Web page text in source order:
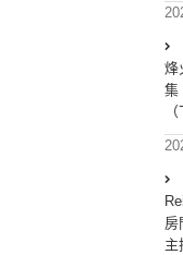
烽
集
房
主